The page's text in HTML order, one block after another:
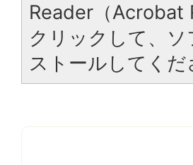
Reader（Acrobat
クリックして、
ストールしてくだ